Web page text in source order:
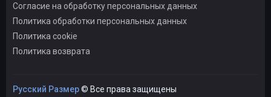
Согласие на обработку персональных данных
Политика обработки персональных данных
Политика cookie
Политика возврата
Русский Размер© Все права защищены